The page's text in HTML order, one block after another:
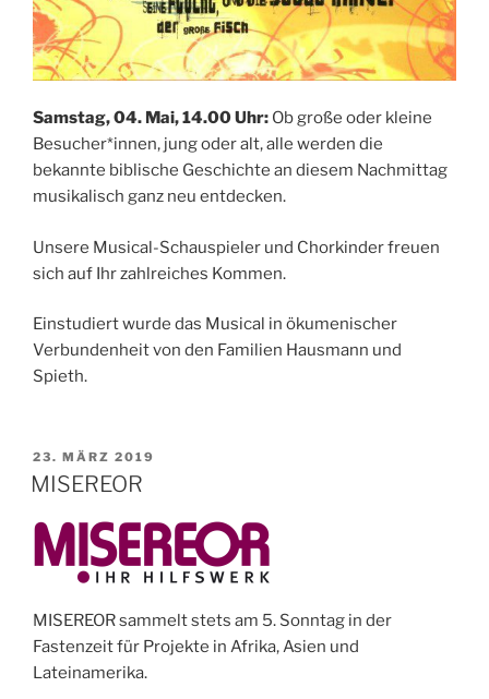
Samstag, 04. Mai, 14.00 Uhr: Ob große oder kleine
Besucher*innen, jung oder alt, alle werden die
bekannte biblische Geschichte an diesem Nachmittag
musikalisch ganz neu entdecken.
Unsere Musical-Schauspieler und Chorkinder freuen
sich auf Ihr zahlreiches Kommen.
Einstudiert wurde das Musical in ökumenischer
Verbundenheit von den Familien Hausmann und
Spieth.
VERÖFFENTLICHT
AM
23. MÄRZ 2019
MISEREOR
MISEREOR sammelt stets am 5. Sonntag in der
Fastenzeit für Projekte in Afrika, Asien und
Lateinamerika.